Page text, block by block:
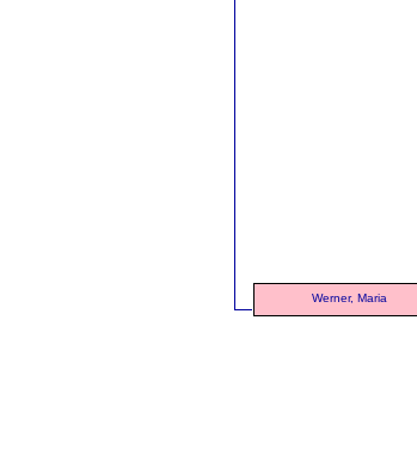
Werner, Maria